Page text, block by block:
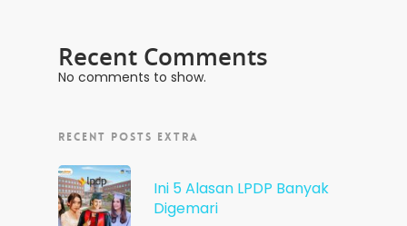
Recent Comments
No comments to show.
RECENT POSTS EXTRA
Ini 5 Alasan LPDP Banyak
Digemari